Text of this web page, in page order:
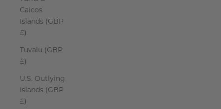
Caicos
Islands (GBP
£)
Tuvalu (GBP
£)
U.S. Outlying
Islands (GBP
£)